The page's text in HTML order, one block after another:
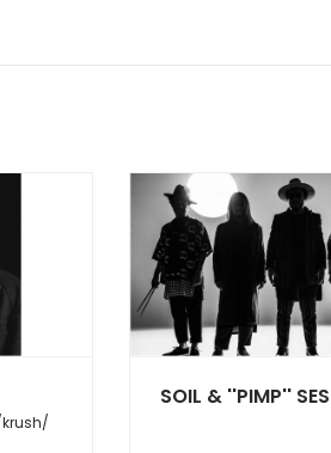
SOIL & ''PIMP''